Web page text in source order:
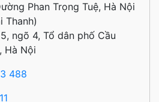
Phan Trọng Tuệ, Hà Nội
Thanh)
ngõ 4, Tổ dân phố Cầu
Hà Nội
488